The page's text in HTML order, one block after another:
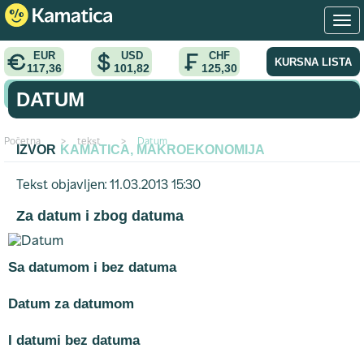
EUR
117,36
USD
101,82
CHF
125,30 KURSNA LISTA
Početna > tekst > Datum
DATUM
IZVOR KAMATICA, MAKROEKONOMIJA
Tekst objavljen: 11.03.2013 15:30
Za datum i zbog datuma
Sa datumom i bez datuma
Datum za datumom
I datumi bez datuma